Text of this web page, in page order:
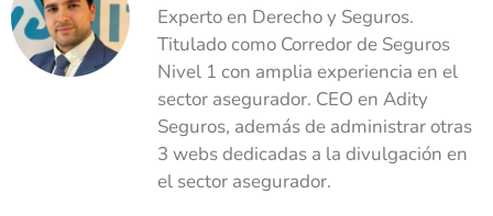
Experto en Derecho y Seguros.
Titulado como Corredor de Seguros
Nivel 1 con amplia experiencia en el
sector asegurador. CEO en Adity
Seguros, además de administrar otras
3 webs dedicadas a la divulgación en
el sector asegurador.